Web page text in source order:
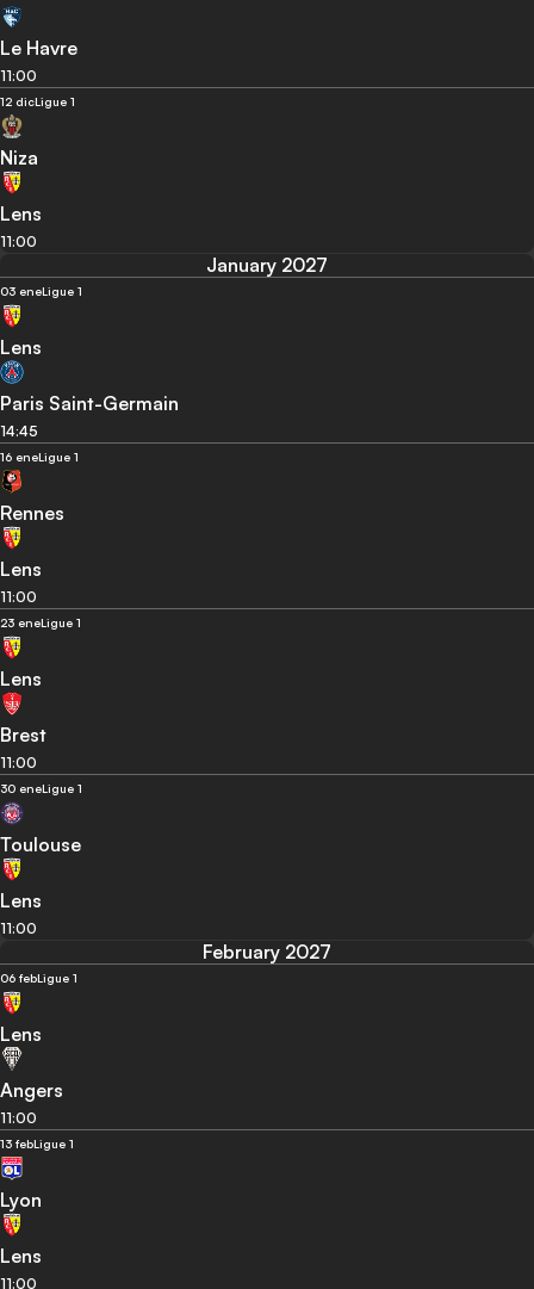
Le Havre
11:00
12 dicLigue 1
Niza
Lens
11:00
January 2027
03 eneLigue 1
Lens
Paris Saint-Germain
14:45
16 eneLigue 1
Rennes
Lens
11:00
23 eneLigue 1
Lens
Brest
11:00
30 eneLigue 1
Toulouse
Lens
11:00
February 2027
06 febLigue 1
Lens
Angers
11:00
13 febLigue 1
Lyon
Lens
11:00